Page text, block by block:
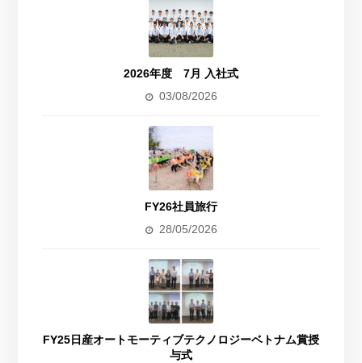
2026年度 7月 入社式
03/08/2026
FY26社員旅行
28/05/2026
FY25日産オートモーティブテクノロジーベトナム賞授
与式